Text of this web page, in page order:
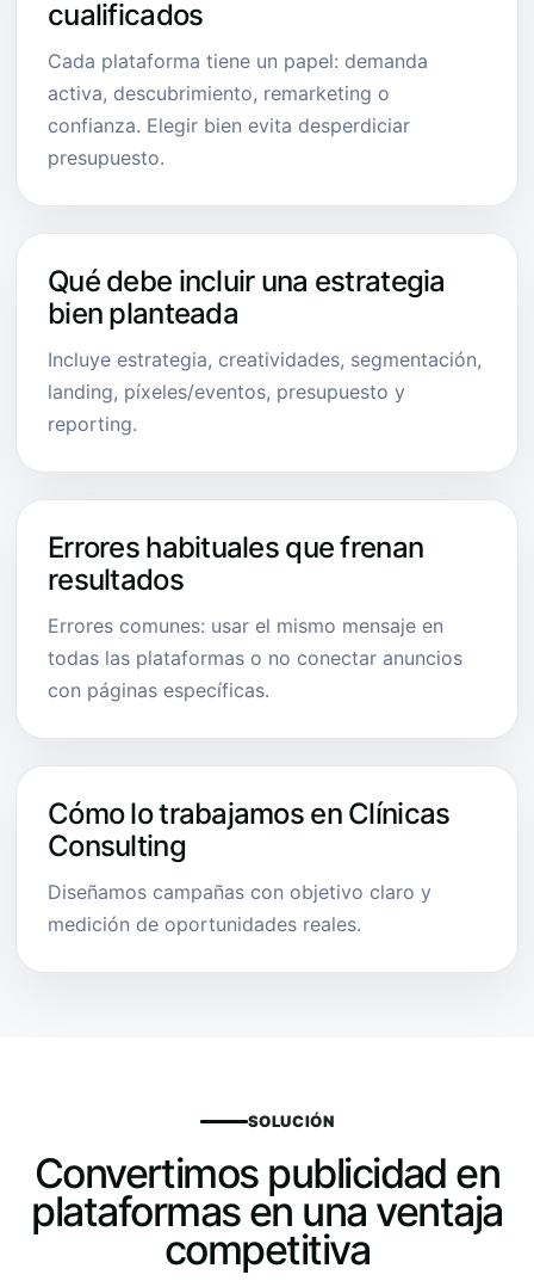
cualificados
Cada plataforma tiene un papel: demanda
activa, descubrimiento, remarketing o
confianza. Elegir bien evita desperdiciar
presupuesto.
Qué debe incluir una estrategia
bien planteada
Incluye estrategia, creatividades, segmentación,
landing, píxeles/eventos, presupuesto y
reporting.
Errores habituales que frenan
resultados
Errores comunes: usar el mismo mensaje en
todas las plataformas o no conectar anuncios
con páginas específicas.
Cómo lo trabajamos en Clínicas
Consulting
Diseñamos campañas con objetivo claro y
medición de oportunidades reales.
SOLUCIÓN
Convertimos publicidad en
plataformas en una ventaja
competitiva